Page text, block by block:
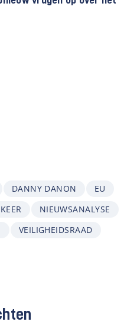
DANNY DANON
EU
NIEUWSANALYSE
VEILIGHEIDSRAAD